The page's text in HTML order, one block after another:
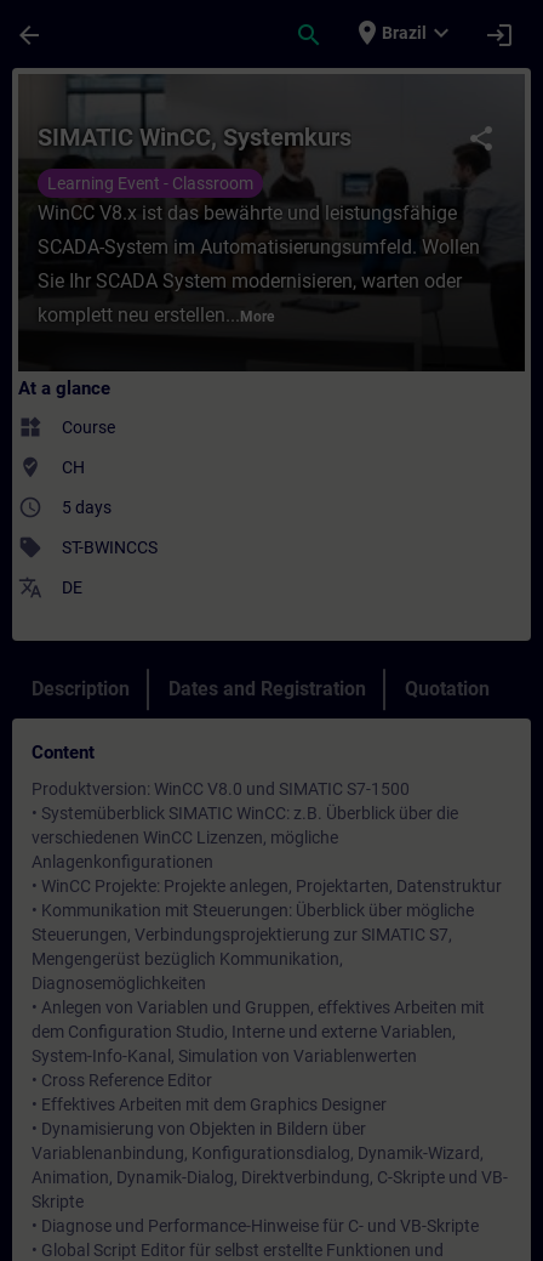
arrow_back search place Brazil expand_more login
Course - SIMATIC WinCC, Systemkurs -
share
SIMATIC WinCC, Systemkurs
Learning Event - Classroom
WinCC V8.x ist das bewährte und leistungsfähige
SCADA-System im Automatisierungsumfeld. Wollen
Sie Ihr SCADA System modernisieren, warten oder
komplett neu erstellen... More
At a glance
widgets Course
where_to_vote CH
access_time 5 days
sell ST-BWINCCS
translate DE
Description Dates and Registration Quotation
Content
Produktversion: WinCC V8.0 und SIMATIC S7-1500
• Systemüberblick SIMATIC WinCC: z.B. Überblick über die
verschiedenen WinCC Lizenzen, mögliche
Anlagenkonfigurationen
• WinCC Projekte: Projekte anlegen, Projektarten, Datenstruktur
• Kommunikation mit Steuerungen: Überblick über mögliche
Steuerungen, Verbindungsprojektierung zur SIMATIC S7,
Mengengerüst bezüglich Kommunikation,
Diagnosemöglichkeiten
• Anlegen von Variablen und Gruppen, effektives Arbeiten mit
dem Configuration Studio, Interne und externe Variablen,
System-Info-Kanal, Simulation von Variablenwerten
• Cross Reference Editor
• Effektives Arbeiten mit dem Graphics Designer
• Dynamisierung von Objekten in Bildern über
Variablenanbindung, Konfigurationsdialog, Dynamik-Wizard,
Animation, Dynamik-Dialog, Direktverbindung, C-Skripte und VB-
Skripte
• Diagnose und Performance-Hinweise für C- und VB-Skripte
• Global Script Editor für selbst erstellte Funktionen und